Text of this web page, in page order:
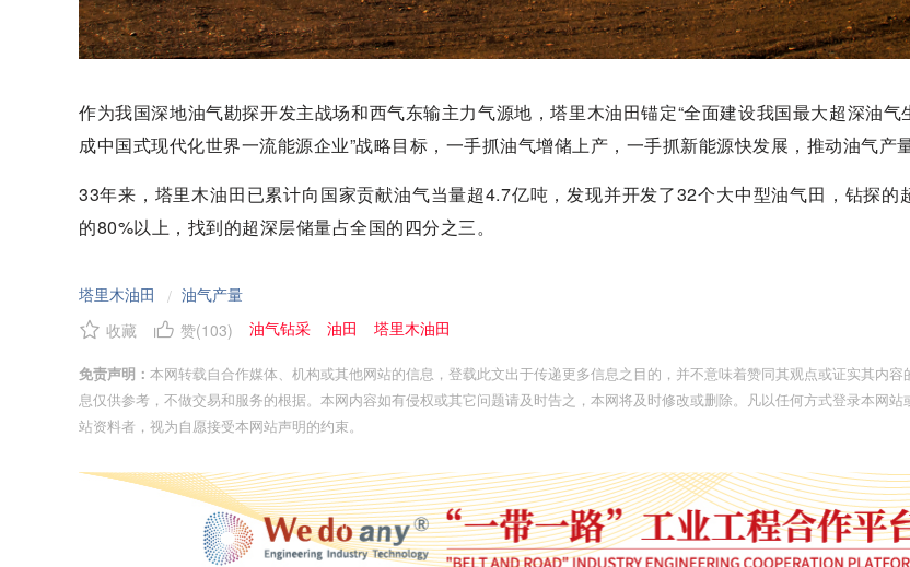
作为我国深地油气勘探开发主战场和西气东输主力气源地，塔里木油田锚定“全面建设我国最大超深油气
成中国式现代化世界一流能源企业”战略目标，一手抓油气增储上产，一手抓新能源快发展，推动油气产
33年来，塔里木油田已累计向国家贡献油气当量超4.7亿吨，发现并开发了32个大中型油气田，钻探的
的80%以上，找到的超深层储量占全国的四分之三。
塔里木油田 / 油气产量
收藏
赞(103) 油气钻采 油田 塔里木油田
免责声明： 本网转载自合作媒体、机构或其他网站的信息，登载此文出于传递更多信息之目的，并不意味着赞同其观点或证实其内
息仅供参考，不做交易和服务的根据。本网内容如有侵权或其它问题请及时告之，本网将及时修改或删除。凡以任何方式登录本网站
站资料者，视为自愿接受本网站声明的约束。